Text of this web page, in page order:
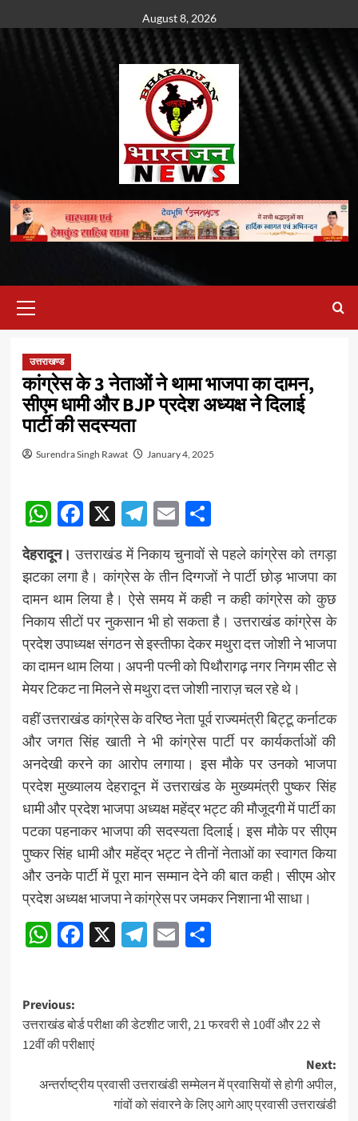
to
August 8, 2026
Menu
उत्तराखण्ड
कांग्रेस के 3 नेताओं ने थामा भाजपा का दामन,
सीएम धामी और BJP प्रदेश अध्यक्ष ने दिलाई
पार्टी की सदस्यता
Surendra Singh Rawat January 4, 2025
WhatsApp
Facebook
X Telegram
EmailShare
देहरादून। उत्तराखंड में निकाय चुनावों से पहले कांग्रेस को तगड़ा
झटका लगा है। कांग्रेस के तीन दिग्गजों ने पार्टी छोड़ भाजपा का
दामन थाम लिया है। ऐसे समय में कही न कही कांग्रेस को कुछ
निकाय सीटों पर नुकसान भी हो सकता है। उत्तराखंड कांग्रेस के
प्रदेश उपाध्यक्ष संगठन से इस्तीफा देकर मथुरा दत्त जोशी ने भाजपा
का दामन थाम लिया। अपनी पत्नी को पिथौरागढ़ नगर निगम सीट से
मेयर टिकट ना मिलने से मथुरा दत्त जोशी नाराज़ चल रहे थे।
वहीं उत्तराखंड कांग्रेस के वरिष्ठ नेता पूर्व राज्यमंत्री बिट्टू कर्नाटक
और जगत सिंह खाती ने भी कांग्रेस पार्टी पर कार्यकर्ताओं की
अनदेखी करने का आरोप लगाया। इस मौके पर उनको भाजपा
प्रदेश मुख्यालय देहरादून में उत्तराखंड के मुख्यमंत्री पुष्कर सिंह
धामी और प्रदेश भाजपा अध्यक्ष महेंद्र भट्ट की मौजूदगी में पार्टी का
पटका पहनाकर भाजपा की सदस्यता दिलाई। इस मौके पर सीएम
पुष्कर सिंह धामी और महेंद्र भट्ट ने तीनों नेताओं का स्वागत किया
और उनके पार्टी में पूरा मान सम्मान देने की बात कही। सीएम ओर
प्रदेश अध्यक्ष भाजपा ने कांग्रेस पर जमकर निशाना भी साधा।
WhatsApp
Facebook
X Telegram
EmailShare
Post
navigation
Previous:
उत्तराखंड बोर्ड परीक्षा की डेटशीट जारी, 21 फरवरी से 10वीं और 22 से
12वीं की परीक्षाएं
Next:
अन्तर्राष्ट्रीय प्रवासी उत्तराखंडी सम्मेलन में प्रवासियों से होगी अपील,
गांवों को संवारने के लिए आगे आए प्रवासी उत्तराखंडी